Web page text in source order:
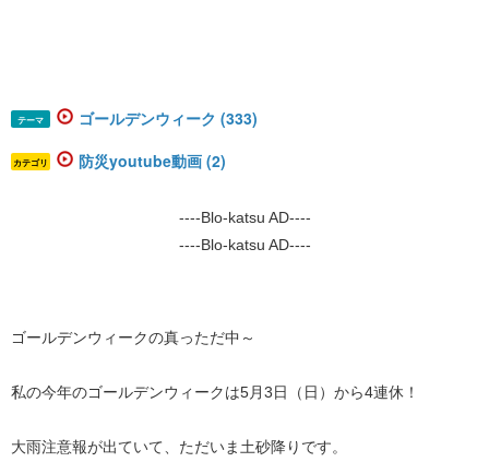
テーマ ゴールデンウィーク (333)
カテゴリ 防災youtube動画 (2)
----Blo-katsu AD----
----Blo-katsu AD----
ゴールデンウィークの真っただ中～
私の今年のゴールデンウィークは5月3日（日）から4連休！
大雨注意報が出ていて、ただいま土砂降りです。